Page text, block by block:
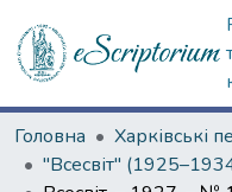
Головна
"Всесвіт"